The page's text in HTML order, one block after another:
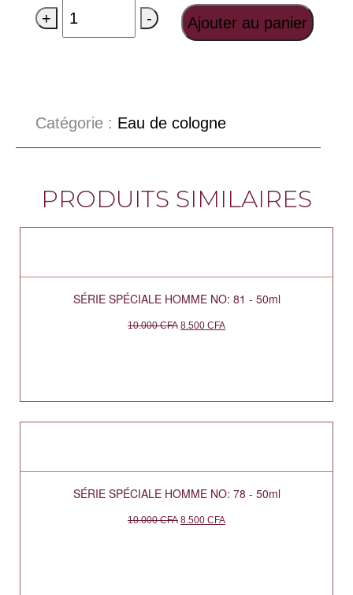
+
- Ajouter au panier
Catégorie : Eau de cologne
PRODUITS SIMILAIRES
SÉRIE SPÉCIALE HOMME NO: 81 - 50ml
10.000CFA 8.500 CFA
SÉRIE SPÉCIALE HOMME NO: 78 - 50ml
10.000CFA 8.500 CFA